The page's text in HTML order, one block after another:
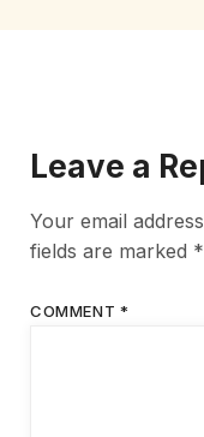
Leave a
Your email
fields are marked *
COMMENT *